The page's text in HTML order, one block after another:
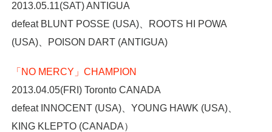
2013.05.11(SAT) ANTIGUA
defeat BLUNT POSSE (USA)、ROOTS HI POWA
(USA)、POISON DART (ANTIGUA)
「NO MERCY」CHAMPION
2013.04.05(FRI) Toronto CANADA
defeat INNOCENT (USA)、YOUNG HAWK (USA)、
KING KLEPTO (CANADA）